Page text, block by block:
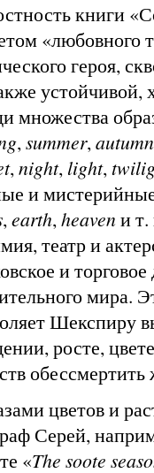
книги
«любовного
героя,
устойчивой,
множества
,summer,autumn
,night, light,
и
,earth,heavenи
театр и
и
мира.
Шекспиру
росте,
цветов и
Серей,
«The soote